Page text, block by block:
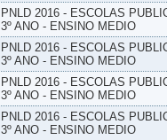
PNLD 2016 - ESCOLAS
3º ANO - ENSINO MEDIO
PNLD 2016 - ESCOLAS
3º ANO - ENSINO MEDIO
PNLD 2016 - ESCOLAS
3º ANO - ENSINO MEDIO
PNLD 2016 - ESCOLAS
3º ANO - ENSINO MEDIO